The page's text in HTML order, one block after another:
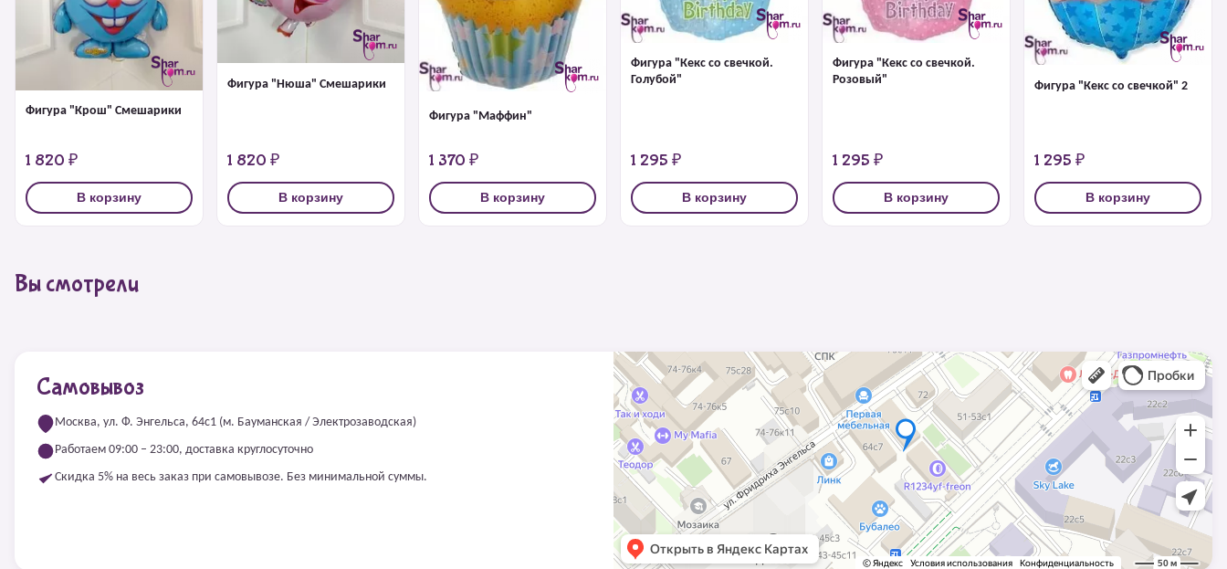
Фигура "Крош" Смешарики
1 820 ₽
В корзину
Фигура "Нюша" Смешарики
1 820 ₽
В корзину
Фигура "Маффин"
1 370 ₽
В корзину
Фигура "Кекс со свечкой.
Голубой"
1 295 ₽
В корзину
Фигура "Кекс со свечкой.
Розовый"
1 295 ₽
В корзину
Фигура "Кекс со свечкой" 2
1 295 ₽
В корзину
Вы смотрели
Самовывоз
Москва, ул. Ф. Энгельса, 64с1 (м. Бауманская / Электрозаводская)
Работаем 09:00 – 23:00, доставка круглосуточно
Скидка 5% на весь заказ при самовывозе. Без минимальной суммы.